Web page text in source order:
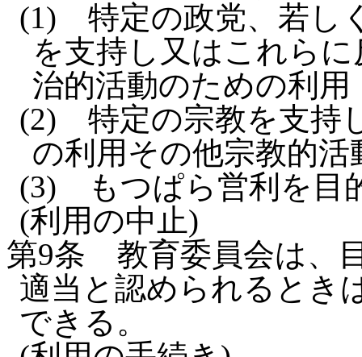
(1) 特定の政党、若し
を支持し又はこれら
治的活動のための利用
(2) 特定の宗教を支持
の利用その他宗教的
(3)
もつぱら営利を目
(利用の中止)
第9条 教育委員会は、
適当と認められるとき
できる。